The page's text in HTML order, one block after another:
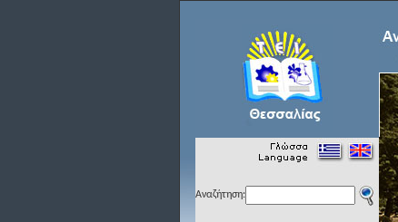
Αναζήτηση: